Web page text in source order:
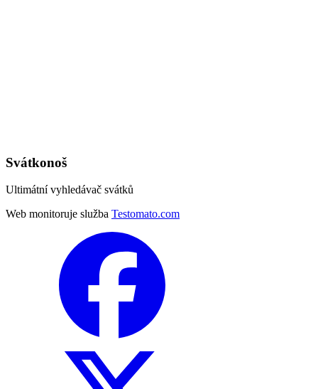
Svátkonoš
Ultimátní vyhledávač svátků
Web monitoruje služba Testomato.com